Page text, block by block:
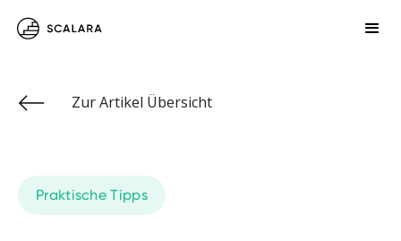
Zur Artikel Übersicht
Praktische Tipps